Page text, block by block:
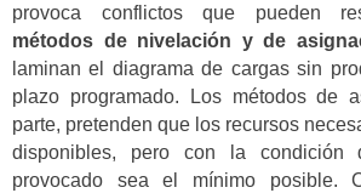
provoca conflictos que pueden
métodos de nivelación y de
laminan el diagrama de cargas sin
plazo programado. Los métodos de
parte, pretenden que los recursos
disponibles, pero con la condición
provocado sea el mínimo posible.